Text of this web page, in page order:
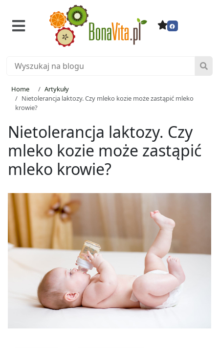
Home
Artykuły
Nietolerancja laktozy. Czy mleko kozie może zastąpić mleko
krowie?
Nietolerancja laktozy. Czy
mleko kozie może zastąpić
mleko krowie?